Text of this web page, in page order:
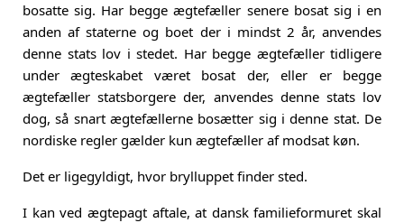
bosatte sig. Har begge ægtefæller senere bosat sig i en
anden af staterne og boet der i mindst 2 år, anvendes
denne stats lov i stedet. Har begge ægtefæller tidligere
under ægteskabet været bosat der, eller er begge
ægtefæller statsborgere der, anvendes denne stats lov
dog, så snart ægtefællerne bosætter sig i denne stat. De
nordiske regler gælder kun ægtefæller af modsat køn.
Det er ligegyldigt, hvor brylluppet finder sted.
I kan ved ægtepagt aftale, at dansk familieformuret skal